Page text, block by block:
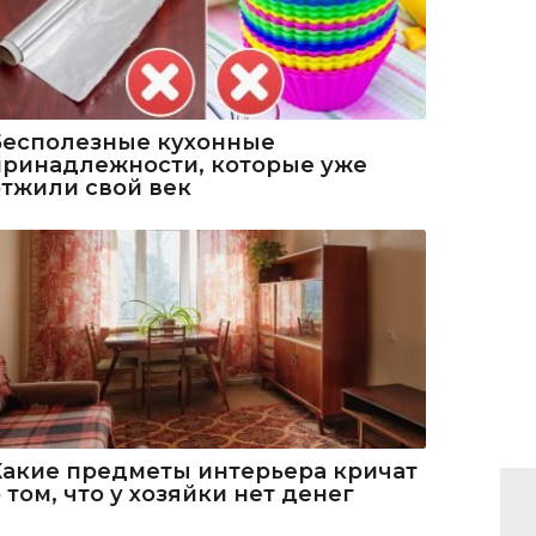
кухонные
которые уже
свой век
предметы интерьера кричат
том, что у хозяйки нет денег